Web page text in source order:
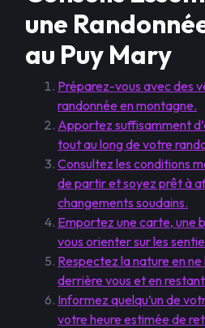
une
au Puy Mary
Préparez-vous avec des
randonnée en montagne.
Apportez suffisamment
tout au long de votre
Consultez les conditions
de partir et soyez prêt à
changements soudains.
Emportez une carte, une
vous orienter sur les
Respectez la nature en
derrière vous et en
Informez quelqu’un de
votre heure estimée de